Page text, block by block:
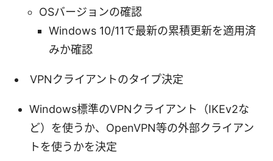
OSバージョンの確認
Windows 10/11で最新の累積更新を適用済
みか確認
VPNクライアントのタイプ決定
Windows標準のVPNクライアント（IKEv2な
ど）を使うか、OpenVPN等の外部クライアン
トを使うかを決定